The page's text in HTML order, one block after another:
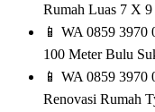
Rumah Luas 7 X
📱 WA 0859 3970
100 Meter Bulu
📱 WA 0859 3970
Renovasi Rumah